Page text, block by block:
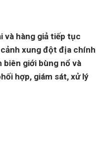
và hàng giả tiếp tục
xung đột địa chính
giới bùng nổ và
hợp, giám sát, xử lý